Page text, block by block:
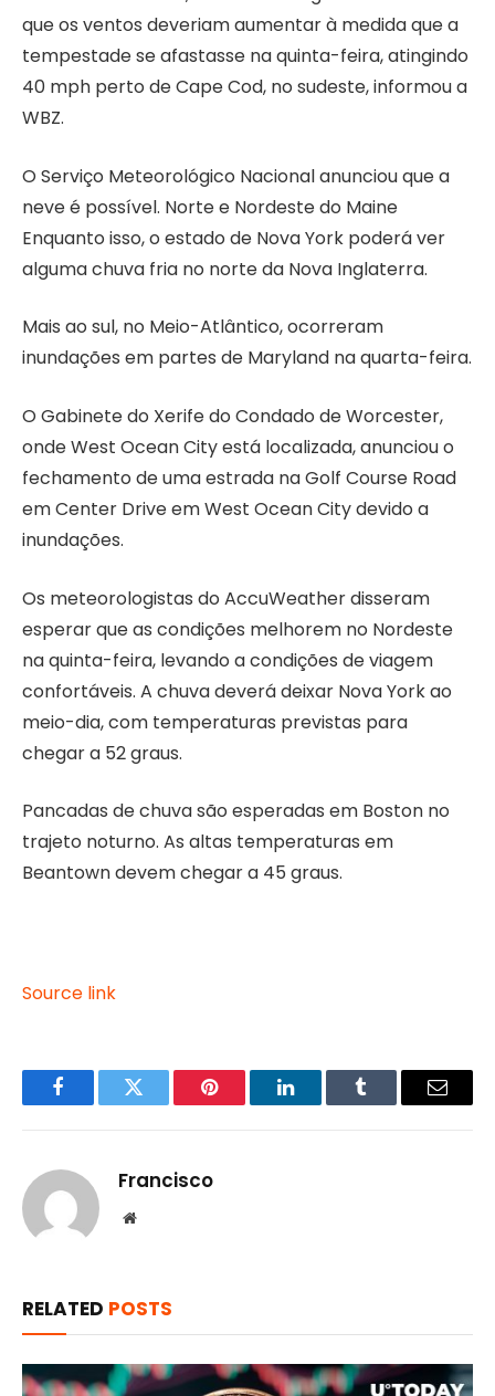
que os ventos deveriam aumentar à medida que a
tempestade se afastasse na quinta-feira, atingindo
40 mph perto de Cape Cod, no sudeste, informou a
WBZ.
O Serviço Meteorológico Nacional anunciou que a
neve é ​​​​possível. Norte e Nordeste do Maine
Enquanto isso, o estado de Nova York poderá ver
alguma chuva fria no norte da Nova Inglaterra.
Mais ao sul, no Meio-Atlântico, ocorreram
inundações em partes de Maryland na quarta-feira.
O Gabinete do Xerife do Condado de Worcester,
onde West Ocean City está localizada, anunciou o
fechamento de uma estrada na Golf Course Road
em Center Drive em West Ocean City devido a
inundações.
Os meteorologistas do AccuWeather disseram
esperar que as condições melhorem no Nordeste
na quinta-feira, levando a condições de viagem
confortáveis. A chuva deverá deixar Nova York ao
meio-dia, com temperaturas previstas para
chegar a 52 graus.
Pancadas de chuva são esperadas em Boston no
trajeto noturno. As altas temperaturas em
Beantown devem chegar a 45 graus.
Source link
FacebookTwitter Pinterest LinkedInTumblr Email
Francisco
Website
RELATED POSTS